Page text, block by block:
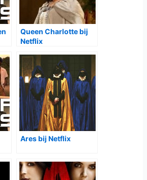
Queen Charlotte bij
Netflix
Ares bij Netflix